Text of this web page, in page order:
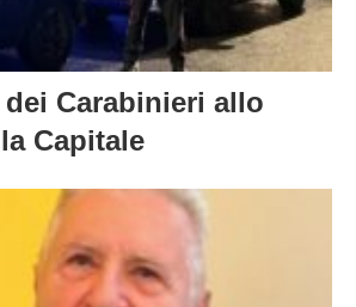
Carabinieri allo
Capitale